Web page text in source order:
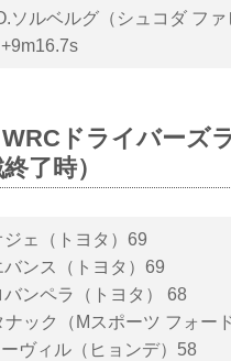
ソルベルグ（シュコダ ファ
ドライバーズ
了時）
ジェ（トヨタ）69
バンス（トヨタ）69
バンペラ（トヨタ） 68
ナック（Mスポーツ フォー
ヴィル（ヒョンデ）58